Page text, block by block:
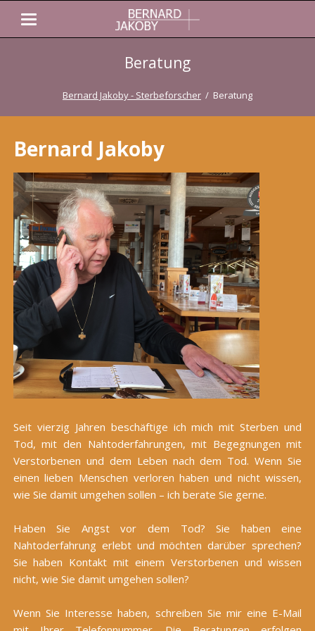
Beratung
Bernard Jakoby - Sterbeforscher Beratung
Bernard Jakoby
Seit vierzig Jahren beschäftige ich mich mit Sterben und
Tod, mit den Nahtoderfahrungen, mit Begegnungen mit
Verstorbenen und dem Leben nach dem Tod. Wenn Sie
einen lieben Menschen verloren haben und nicht wissen,
wie Sie damit umgehen sollen – ich berate Sie gerne.
Haben Sie Angst vor dem Tod? Sie haben eine
Nahtoderfahrung erlebt und möchten darüber sprechen?
Sie haben Kontakt mit einem Verstorbenen und wissen
nicht, wie Sie damit umgehen sollen?
Wenn Sie Interesse haben, schreiben Sie mir eine E-Mail